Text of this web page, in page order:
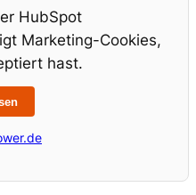
HubSpot
Marketing-Cookies,
hast.